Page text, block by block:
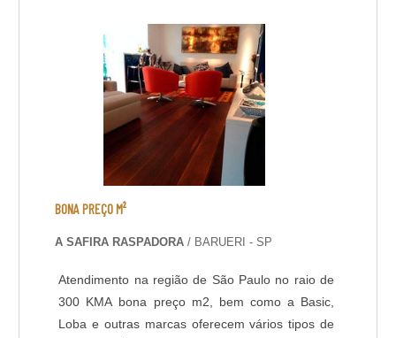
atendimento. Quando uma empresa não oferece
um bom....
BONA PREÇO M²
A SAFIRA RASPADORA / BARUERI - SP
Atendimento na região de São Paulo no raio de
300 KMA bona preço m2, bem como a Basic,
Loba e outras marcas oferecem vários tipos de